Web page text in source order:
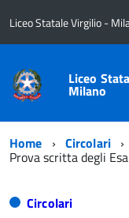
Liceo Statale Virgilio -
Liceo
Milano
Home Circolari
Prova scritta degli
Circolari